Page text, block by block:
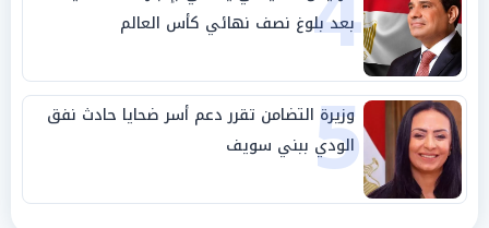
بعد بلوغ نصف نهائي كأس العالم
5
وزيرة التضامن تقرر دعم أسر ضحايا حادث نفق
الودي ببني سويف